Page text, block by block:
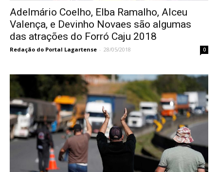
Adelmário Coelho, Elba Ramalho, Alceu
Valença, e Devinho Novaes são algumas
das atrações do Forró Caju 2018
Redação do Portal Lagartense - 28/05/2018 0